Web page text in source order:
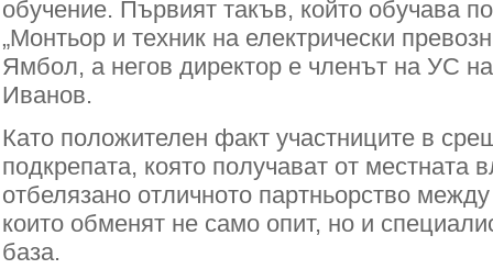
обучение. Първият такъв, който обучава
„Монтьор и техник на електрически
Ямбол, а негов директор е членът на УС
Иванов.
Като положителен факт участниците в
подкрепата, която получават от местната
отбелязано отличното партньорство
които обменят не само опит, но и
база.